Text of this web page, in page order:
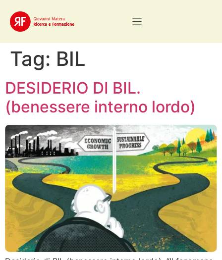
Tag: BIL
DESIDERIO DI BIL.
(benessere interno lordo)